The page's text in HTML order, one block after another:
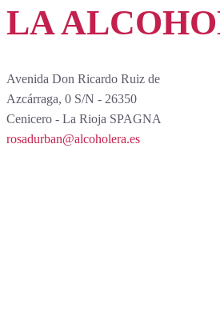
LA
Avenida Don Ricardo Ruiz de
Azcárraga, 0 S/N - 26350
Cenicero - La Rioja SPAGNA
rosadurban@alcoholera.es